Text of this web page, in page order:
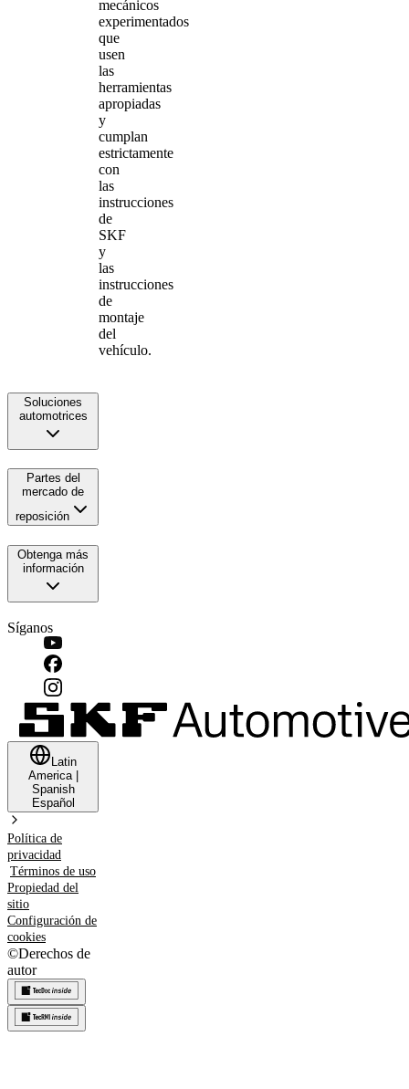
mecánicos
experimentados
que
usen
las
herramientas
apropiadas
y
cumplan
estrictamente
con
las
instrucciones
de
SKF
y
las
instrucciones
de
montaje
del
vehículo.
Soluciones
automotrices
Partes del
mercado de
reposición
Obtenga más
información
Síganos
Latin
America|
Spanish
Español
Política de
privacidad
Términos de uso
Propiedad del
sitio
Configuración de
cookies
©Derechos de
autor